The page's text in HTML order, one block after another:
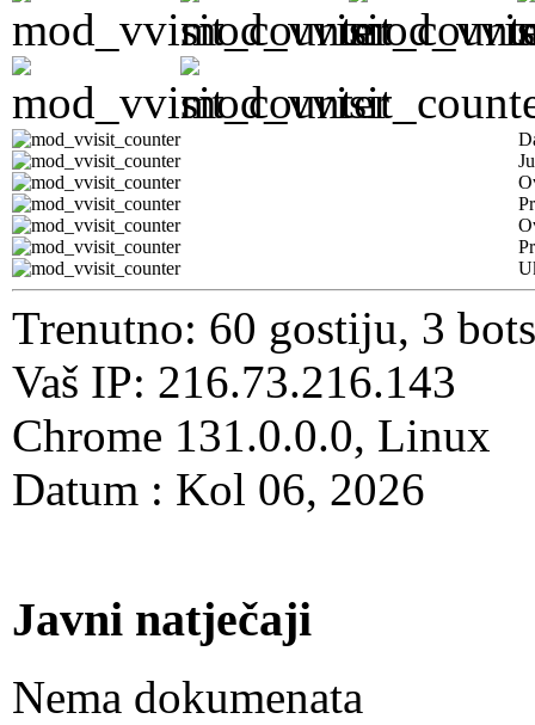
Trenutno: 60 gostiju, 3
Vaš IP: 216.73.216.143
Chrome 131.0.0.0, Linux
Datum : Kol 06, 2026
Javni natječaji
Nema dokumenata